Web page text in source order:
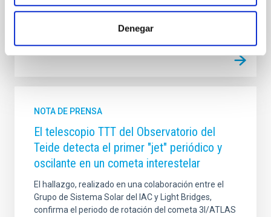
Denegar
NOTA DE PRENSA
El telescopio TTT del Observatorio del
Teide detecta el primer "jet" periódico y
oscilante en un cometa interestelar
El hallazgo, realizado en una colaboración entre el
Grupo de Sistema Solar del IAC y Light Bridges,
confirma el periodo de rotación del cometa 3I/ATLAS